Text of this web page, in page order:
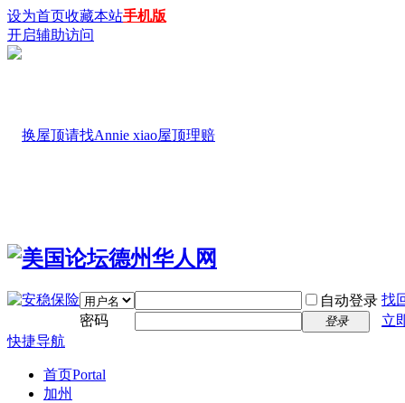
设为首页收藏本站手机版
开启辅助访问
自动登录 找
密码
登录
立
快捷导航
首页Portal
加州